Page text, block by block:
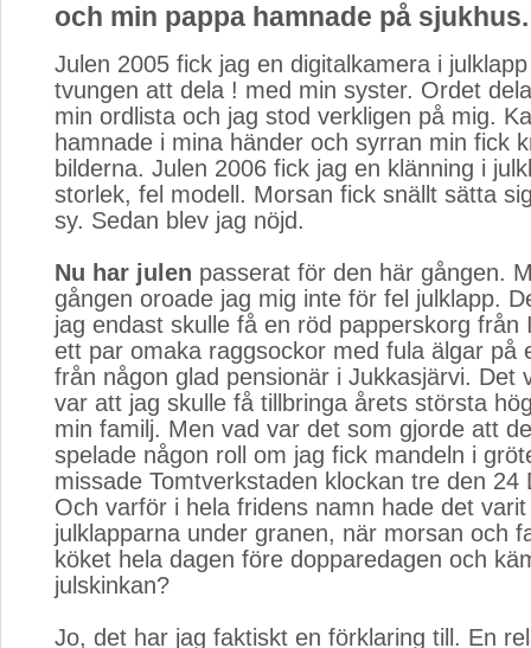
och min pappa hamnade på sjukhus.
Julen 2005 fick jag en digitalkamera i
tvungen att dela ! med min syster. Ordet
min ordlista och jag stod verkligen på mig.
hamnade i mina händer och syrran min fick
bilderna. Julen 2006 fick jag en klänning i
storlek, fel modell. Morsan fick snällt sätta
sy. Sedan blev jag nöjd.
Nu har julen passerat för den här gången.
gången oroade jag mig inte för fel julklapp.
jag endast skulle få en röd papperskorg från
ett par omaka raggsockor med fula älgar på
från någon glad pensionär i Jukkasjärvi. Det
var att jag skulle få tillbringa årets största
min familj. Men vad var det som gjorde att
spelade någon roll om jag fick mandeln i
missade Tomtverkstaden klockan tre den 24
Och varför i hela fridens namn hade det
julklapparna under granen, när morsan och
köket hela dagen före dopparedagen och
julskinkan?
Jo, det har jag faktiskt en förklaring till. En